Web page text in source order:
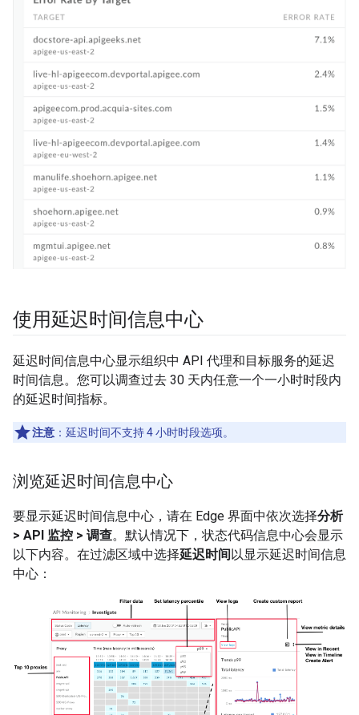
使用延迟时间信息中心
延迟时间信息中心显示组织中 API 代理和目标服务的延迟
时间信息。您可以调查过去 30 天内任意一个一小时时段内
的延迟时间指标。
注意 ：延迟时间不支持 4 小时时段选项。
浏览延迟时间信息中心
要显示延迟时间信息中心，请在 Edge 界面中依次选择分析
> API 监控 > 调查。默认情况下，状态代码信息中心会显示
以下内容。在过滤区域中选择延迟时间以显示延迟时间信息
中心：